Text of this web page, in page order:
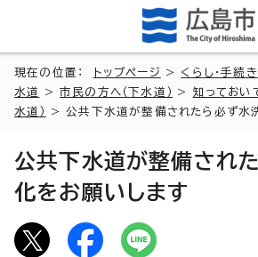
現在の位置： トップページ > くらし・手続き
水道
>市民の方へ（下水道） > 知っておい
水道）
> 公共下水道が整備されたら必ず水
公共下水道が整備され
化をお願いします